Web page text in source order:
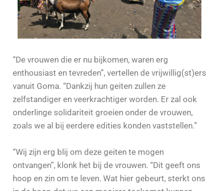
“De vrouwen die er nu bijkomen, waren erg
enthousiast en tevreden”, vertellen de vrijwillig(st)ers
vanuit Goma. “Dankzij hun geiten zullen ze
zelfstandiger en veerkrachtiger worden. Er zal ook
onderlinge solidariteit groeien onder de vrouwen,
zoals we al bij eerdere edities konden vaststellen.”
“Wij zijn erg blij om deze geiten te mogen
ontvangen”, klonk het bij de vrouwen. “Dit geeft ons
hoop en zin om te leven. Wat hier gebeurt, sterkt ons